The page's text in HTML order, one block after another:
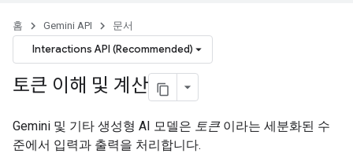
홈 Gemini API 문서
Interactions API (Recommended)
토큰 이해 및 계산
Gemini 및 기타 생성형 AI 모델은 토큰이라는 세분화된 수
준에서 입력과 출력을 처리합니다.